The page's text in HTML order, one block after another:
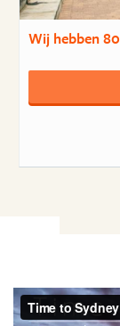
Wij hebben